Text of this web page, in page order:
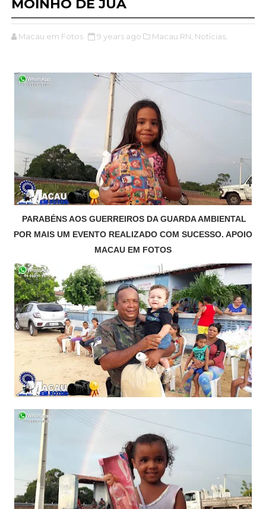
MOINHO DE JUÁ
Macau em Fotos 9 years ago Macau RN, Notícias,
PARABÉNS AOS GUERREIROS DA GUARDA AMBIENTAL
POR MAIS UM EVENTO REALIZADO COM SUCESSO. APOIO
MACAU EM FOTOS